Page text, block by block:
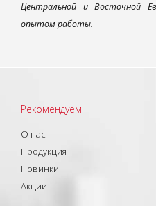
Центральной и Восточной
опытом работы.
Рекомендуем
О нас
Продукция
Новинки
Акции